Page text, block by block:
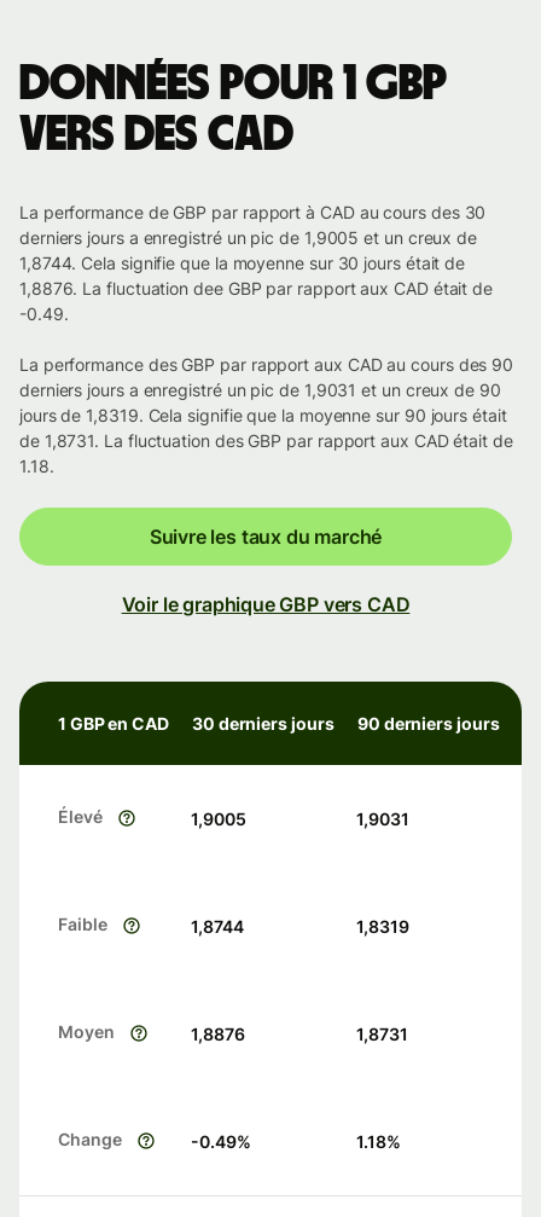
Données pour 1 GBP
vers des CAD
La performance de GBP par rapport à CAD au cours des 30
derniers jours a enregistré un pic de 1,9005 et un creux de
1,8744. Cela signifie que la moyenne sur 30 jours était de
1,8876. La fluctuation dee GBP par rapport aux CAD était de
-0.49.
La performance des GBP par rapport aux CAD au cours des 90
derniers jours a enregistré un pic de 1,9031 et un creux de 90
jours de 1,8319. Cela signifie que la moyenne sur 90 jours était
de 1,8731. La fluctuation des GBP par rapport aux CAD était de
1.18.
Suivre les taux du marché
Voir le graphique GBP vers CAD
1 GBP en CAD 30 derniers jours 90 derniers jours
Élevé 1,9005 1,9031
Faible 1,8744 1,8319
Moyen 1,8876 1,8731
Change -0.49% 1.18%